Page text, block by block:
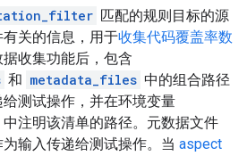
匹配的规则目标的源
关的信息，用于收集代码覆盖率数
收集功能后，包含
和 metadata_files 中的组合路径
测试操作，并在环境变量
中注明该清单的路径。元数据文件
为输入传递给测试操作。当 aspect